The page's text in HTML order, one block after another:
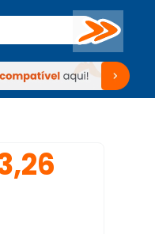
Buscar
TV Venda no KaBuM!
Venda no KaBuM!